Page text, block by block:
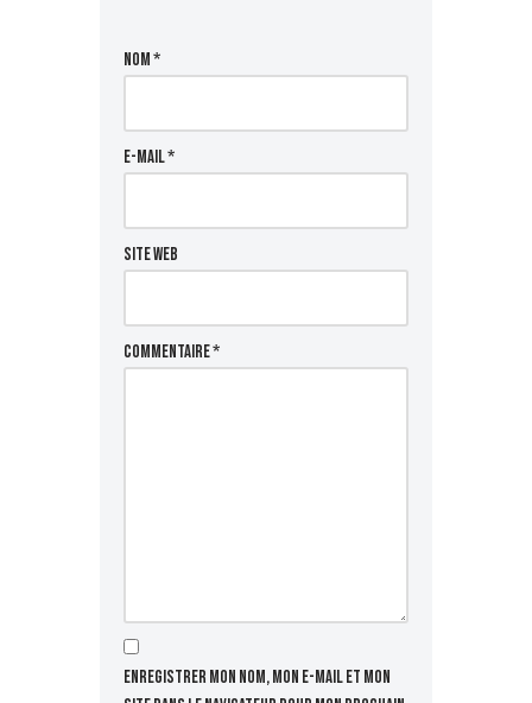
Nom*
E-mail*
Site web
Commentaire*
Enregistrer mon nom, mon e-mail et mon